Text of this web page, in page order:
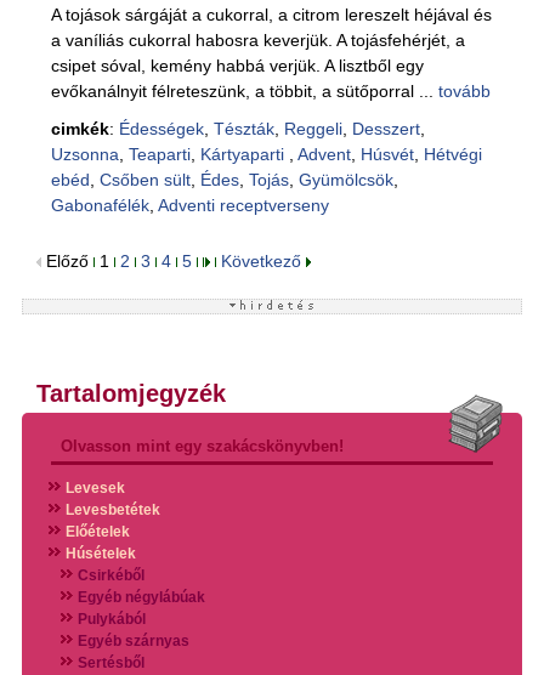
A tojások sárgáját a cukorral, a citrom lereszelt héjával és
a vaníliás cukorral habosra keverjük. A tojásfehérjét, a
csipet sóval, kemény habbá verjük. A lisztből egy
evőkanálnyit félreteszünk, a többit, a sütőporral ... tovább
cimkék: Édességek, Tészták, Reggeli, Desszert,
Uzsonna Teaparti, Kártyaparti Advent, Húsvét, Hétvégi
ebéd Csőben sült, Édes, Tojás, Gyümölcsök,
Gabonafélék, Adventi receptverseny
Előző 1 2 3 4 5 Következő
Tartalomjegyzék
Olvasson mint egy szakácskönyvben!
Levesek
Levesbetétek
Előételek
Húsételek
Csirkéből
Egyéb négylábúak
Pulykából
Egyéb szárnyas
Sertésből